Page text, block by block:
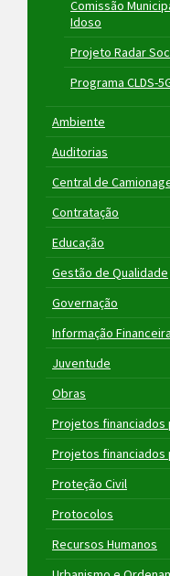
Comissão
Idoso
Projeto Radar
Programa CLDS-
Ambiente
Auditorias
Central de
Contratação
Educação
Gestão de Qualidade
Governação
Informação Financeira
Juventude
Obras
Projetos financiados
Projetos financiados
Proteção Civil
Protocolos
Recursos Humanos